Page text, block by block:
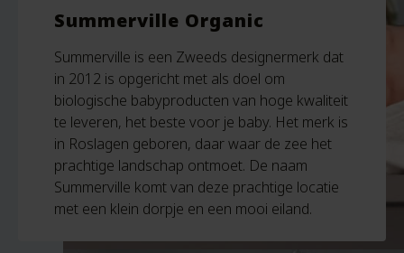
Summerville Organic
Summerville is een Zweeds designermerk dat
in 2012 is opgericht met als doel om
biologische babyproducten van hoge kwaliteit
te leveren, het beste voor je baby. Het merk is
in Roslagen geboren, daar waar de zee het
prachtige landschap ontmoet. De naam
Summerville komt van deze prachtige locatie
met een klein dorpje en een mooi eiland.